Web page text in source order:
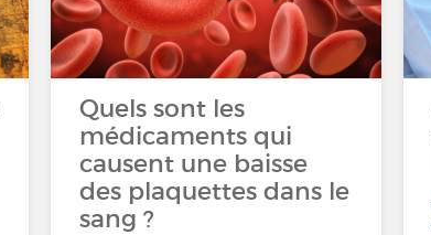
Quels sont les
médicaments qui
causent une baisse
des plaquettes dans le
sang ?